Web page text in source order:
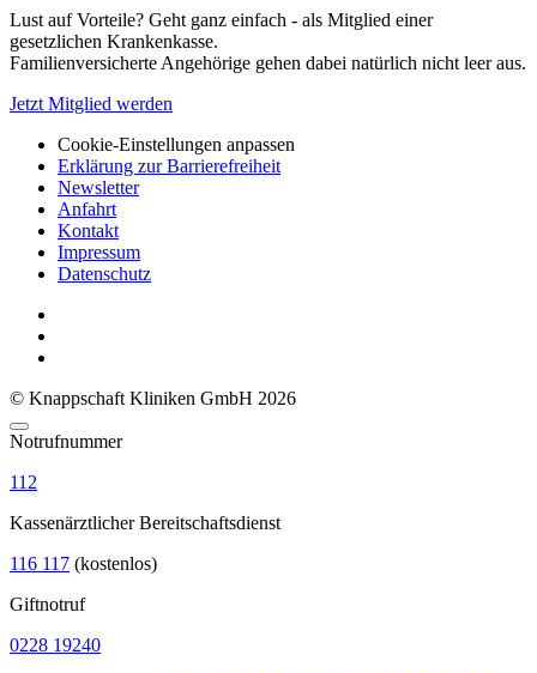
Lust auf Vorteile? Geht ganz einfach - als Mitglied einer
gesetzlichen Krankenkasse.
Familienversicherte Angehörige gehen dabei natürlich nicht leer aus.
Jetzt Mitglied werden
Cookie-Einstellungen anpassen
Erklärung zur Barrierefreiheit
Newsletter
Anfahrt
Kontakt
Impressum
Datenschutz
© Knappschaft Kliniken GmbH 2026
Notrufnummer
112
Kassenärztlicher Bereitschaftsdienst
116 117 (kostenlos)
Giftnotruf
0228 19240